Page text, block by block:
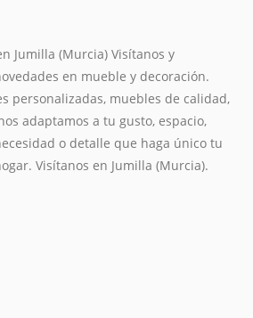
Jumilla (Murcia) Visítanos y
en mueble y decoración.
personalizadas, muebles de calidad,
adaptamos a tu gusto, espacio,
o detalle que haga único tu
Visítanos en Jumilla (Murcia).